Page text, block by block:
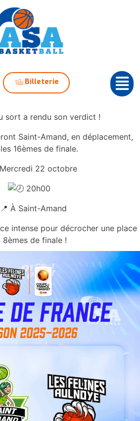
Billeterie
sort a rendu son verdict !
Saint-Amand, en déplacement,
16èmes de finale.
Mercredi 22 octobre
20h00
À Saint-Amand
intense pour décrocher une place
8èmes de finale !